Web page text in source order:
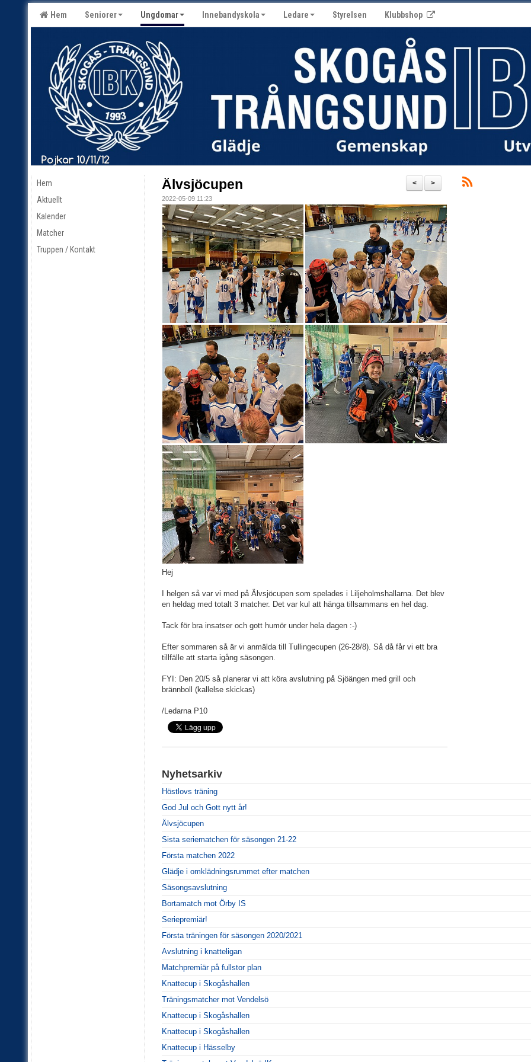
Hem Seniorer Ungdomar Innebandyskola Ledare Styrelsen Klubbshop
Hem
Aktuellt
Kalender
Matcher
Truppen / Kontakt
>
<
Älvsjöcupen
2022-05-09 11:23
Hej
I helgen så var vi med på Älvsjöcupen som spelades i Liljeholmshallarna. Det blev
en heldag med totalt 3 matcher. Det var kul att hänga tillsammans en hel dag.
Tack för bra insatser och gott humör under hela dagen :-)
Efter sommaren så är vi anmälda till Tullingecupen (26-28/8). Så då får vi ett bra
tillfälle att starta igång säsongen.
FYI: Den 20/5 så planerar vi att köra avslutning på Sjöängen med grill och
brännboll (kallelse skickas)
/Ledarna P10
Nyhetsarkiv
Höstlovs träning
God Jul och Gott nytt år!
Älvsjöcupen
Sista seriematchen för säsongen 21-22
Första matchen 2022
Glädje i omklädningsrummet efter matchen
Säsongsavslutning
Bortamatch mot Örby IS
Seriepremiär!
Första träningen för säsongen 2020/2021
Avslutning i knatteligan
Matchpremiär på fullstor plan
Knattecup i Skogåshallen
Träningsmatcher mot Vendelsö
Knattecup i Skogåshallen
Knattecup i Skogåshallen
Knattecup i Hässelby